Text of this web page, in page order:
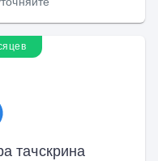
тачскрина